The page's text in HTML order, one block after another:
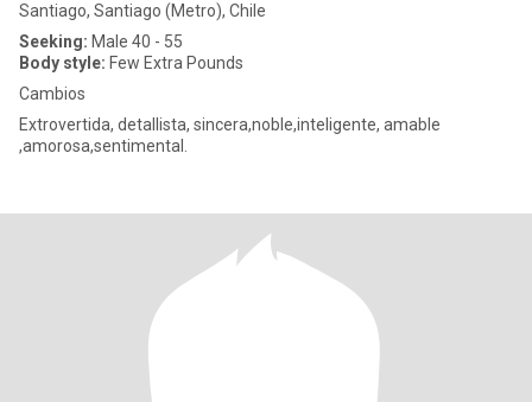
Santiago, Santiago (Metro), Chile
Seeking: Male 40 - 55
Body style: Few Extra Pounds
Cambios
Extrovertida, detallista, sincera,noble,inteligente, amable
,amorosa,sentimental.